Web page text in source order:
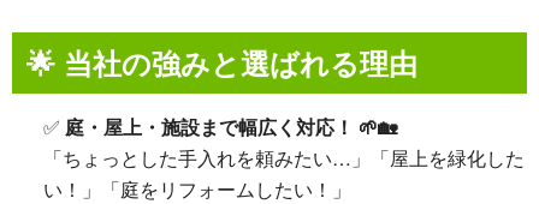
🌟 当社の強みと選ばれる理由
✅ 庭・屋上・施設まで幅広く対応！ 🌱🏡
「ちょっとした手入れを頼みたい…」「屋上を緑化した
い！」「庭をリフォームしたい！」